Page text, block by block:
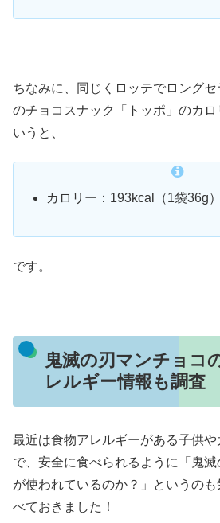
ちなみに、同じくロッテでロング
のチョコスナック「トッポ」のカ
いうと、
カロリー：193kcal（1袋36g）
です。
鬼滅の刃マンチョコ
レルギー情報も調査
最近は食物アレルギーがある子供
で、安全に食べられるように「鬼
が使われているのか？」というの
べておきました！